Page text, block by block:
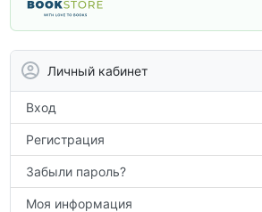
по предметам.
Личный кабинет
Вход
Регистрация
Забыли пароль?
Моя информация